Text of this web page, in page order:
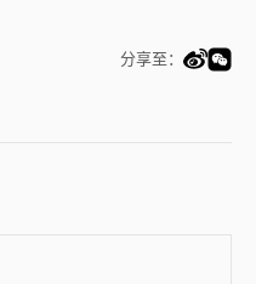
分享至：